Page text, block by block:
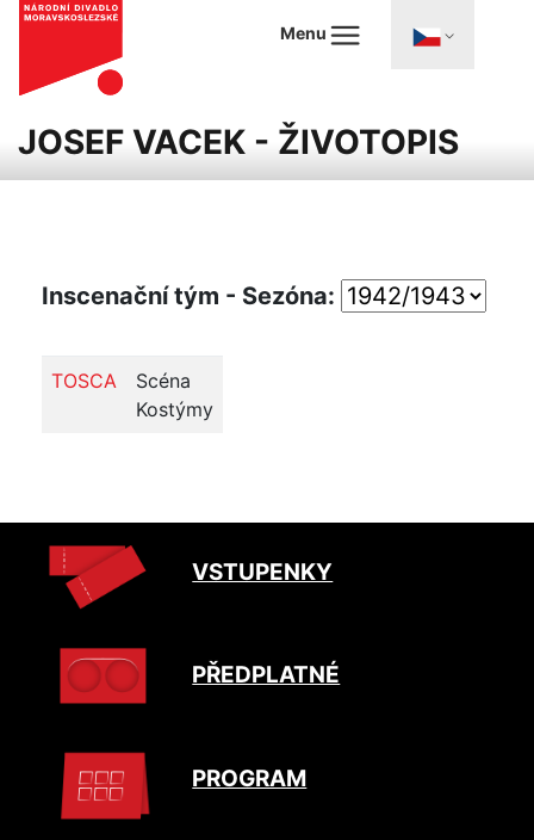
Menu
JOSEF VACEK - ŽIVOTOPIS
Inscenační tým - Sezóna:
TOSCA
Scéna
Kostýmy
VSTUPENKY
PŘEDPLATNÉ
PROGRAM